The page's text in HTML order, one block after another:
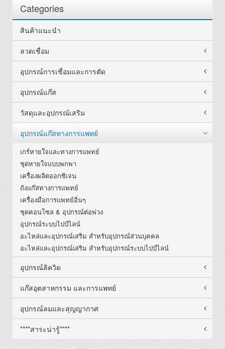
Categories
สินค้าแนะนำ
ลวดเชื่อม
อุปกรณ์การเชื่อมและการตัด
อุปกรณ์แก๊ส
วัสดุและอุปกรณ์เสริม
อุปกรณ์แก๊สทางการแพทย์
เกร์หายใจและทางการแพทย์
ชุดหายใจแบบพกพา
เครื่องผลิตออกซิเจน
ถังแก๊สทางการแพทย์
เครื่องมือการแพทย์อิ่นๆ
ชุดคอนโซล & อุปกรณ์ต่อพ่วง
อุปกรณ์ระบบไปป์ไลน์
อะไหล่และอุปกรณ์เสริม สำหรับอุปกรณ์ส่วนบุคคล
อะไหล่และอุปกรณ์เสริม สำหรับอุปกรณ์ระบบไปป์ไลน์
อุปกรณ์ลิควิด
แก๊สอุตสาหกรรม และการแพทย์
อุปกรณ์ลมและสุญญากาศ
****สาระน่ารู้****